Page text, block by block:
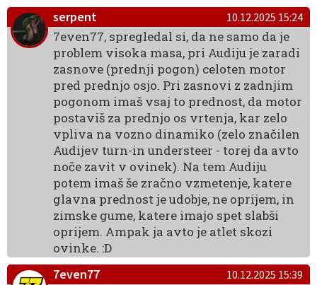
serpent
10.12.2025 15:24
7even77, spregledal si, da ne samo da je
problem visoka masa, pri Audiju je zaradi
zasnove (prednji pogon) celoten motor
pred prednjo osjo. Pri zasnovi z zadnjim
pogonom imaš vsaj to prednost, da motor
postaviš za prednjo os vrtenja, kar zelo
vpliva na vozno dinamiko (zelo značilen
Audijev turn-in understeer - torej da avto
noče zavit v ovinek). Na tem Audiju
potem imaš še zračno vzmetenje, katere
glavna prednost je udobje, ne oprijem, in
zimske gume, katere imajo spet slabši
oprijem. Ampak ja avto je atlet skozi
ovinke. :D
7even77
10.12.2025 15:39